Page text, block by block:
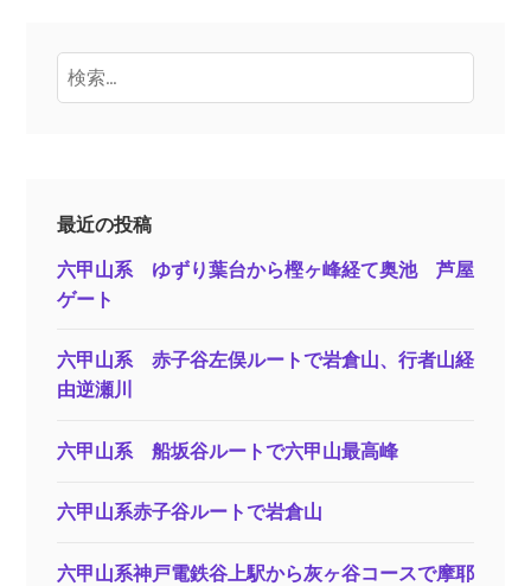
検
索:
最近の投稿
六甲山系 ゆずり葉台から樫ヶ峰経て奥池 芦屋
ゲート
六甲山系 赤子谷左俣ルートで岩倉山、行者山経
由逆瀬川
六甲山系 船坂谷ルートで六甲山最高峰
六甲山系赤子谷ルートで岩倉山
六甲山系神戸電鉄谷上駅から灰ヶ谷コースで摩耶